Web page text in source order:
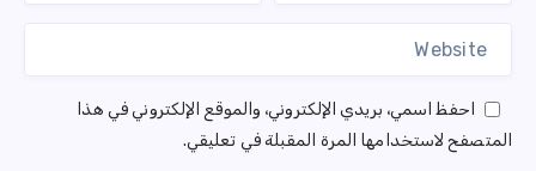
احفظ اسمي، بريدي الإلكتروني، والموقع الإلكتروني في هذا
المتصفح لاستخدامها المرة المقبلة في تعليقي.